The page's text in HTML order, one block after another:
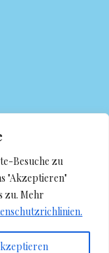
Besuche zu
"Akzeptieren"
zu. Mehr